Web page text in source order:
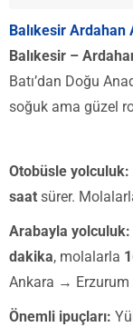
Balıkesir Ardahan
Balıkesir –
Batı’dan Doğu
soğuk ama güzel
Otobüsle yolculuk:
saat sürer.
Arabayla yolculuk:
dakika, molalarla
Ankara →
Önemli ipuçları: